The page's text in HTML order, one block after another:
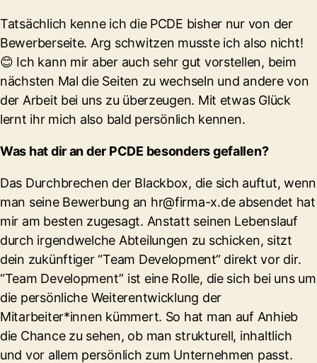
Tatsächlich kenne ich die PCDE bisher nur von der
Bewerberseite. Arg schwitzen musste ich also nicht!
😊 Ich kann mir aber auch sehr gut vorstellen, beim
nächsten Mal die Seiten zu wechseln und andere von
der Arbeit bei uns zu überzeugen. Mit etwas Glück
lernt ihr mich also bald persönlich kennen.
Was hat dir an der PCDE besonders gefallen?
Das Durchbrechen der Blackbox, die sich auftut, wenn
man seine Bewerbung an hr@firma-x.de absendet hat
mir am besten zugesagt. Anstatt seinen Lebenslauf
durch irgendwelche Abteilungen zu schicken, sitzt
dein zukünftiger “Team Development“ direkt vor dir.
“Team Development” ist eine Rolle, die sich bei uns um
die persönliche Weiterentwicklung der
Mitarbeiter*innen kümmert. So hat man auf Anhieb
die Chance zu sehen, ob man strukturell, inhaltlich
und vor allem persönlich zum Unternehmen passt.